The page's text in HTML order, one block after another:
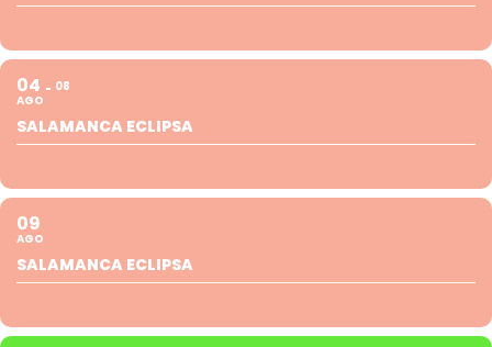
04
AGO
08
SALAMANCA ECLIPSA
09
AGO
SALAMANCA ECLIPSA